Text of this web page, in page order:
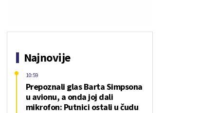
Najnovije
Prepoznali glas Barta Simpsona
u avionu, a onda joj dali
mikrofon: Putnici ostali u čudu
10:59